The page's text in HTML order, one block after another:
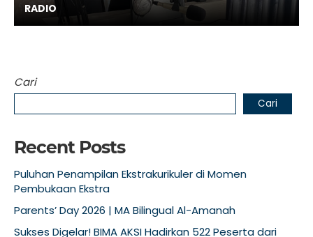
RADIO
Cari
Cari
Recent Posts
Puluhan Penampilan Ekstrakurikuler di Momen
Pembukaan Ekstra
Parents’ Day 2026 | MA Bilingual Al-Amanah
Sukses Digelar! BIMA AKSI Hadirkan 522 Peserta dari